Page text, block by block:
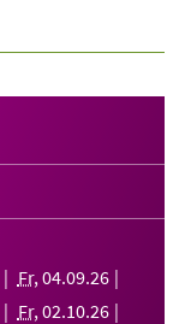
Fr, 04.09.26
Fr, 02.10.26